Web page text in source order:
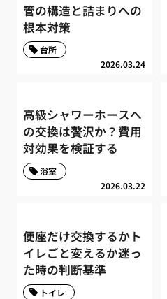
管の構造と詰まりへの
根本対策
2026.03.24
台所
高級シャワーホースへ
の交換は贅沢か？費用
対効果を検証する
2026.03.22
浴室
便座だけ交換するかト
イレごと変えるか迷っ
た時の判断基準
トイレ